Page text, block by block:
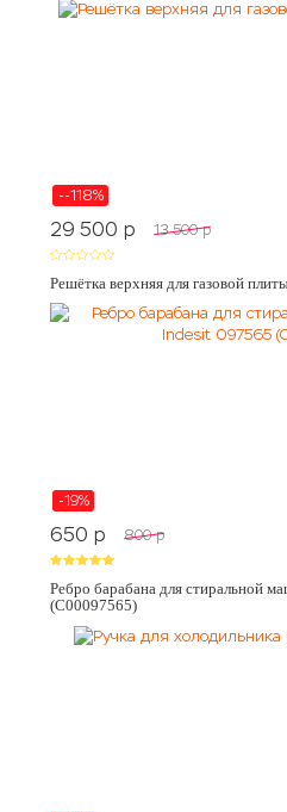
--118%
29 500 p 13 500 p
Решётка верхняя для газовой
-19%
650 p 800 p
Ребро барабана для стиральной
(C00097565)